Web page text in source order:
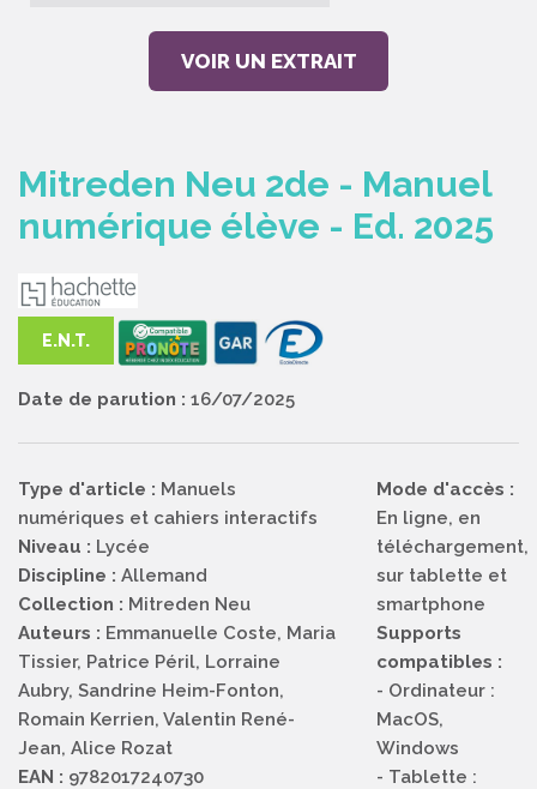
VOIR UN EXTRAIT
Mitreden Neu 2de - Manuel
numérique élève - Ed. 2025
E.N.T.
Date de parution : 16/07/2025
Type d'article : Manuels
numériques et cahiers interactifs
Niveau : Lycée
Discipline : Allemand
Collection : Mitreden Neu
Auteurs : Emmanuelle Coste, Maria
Tissier, Patrice Péril, Lorraine
Aubry, Sandrine Heim-Fonton,
Romain Kerrien, Valentin René-
Jean, Alice Rozat
EAN : 9782017240730
Mode d'accès :
En ligne, en
téléchargement,
sur tablette et
smartphone
Supports
compatibles :
- Ordinateur :
MacOS,
Windows
- Tablette :